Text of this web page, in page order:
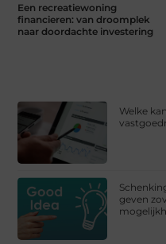
Een recreatiewoning
financieren: van droomplek
naar doordachte investering
Welke
geven